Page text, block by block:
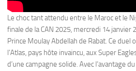
Le choc tant attendu entre le Maroc et le
finale de la CAN 2025, mercredi 14 janvier
Prince Moulay Abdellah de Rabat. Ce duel
l’Atlas, pays hôte invaincu, aux Super
d’une campagne solide. Avec l’avantage